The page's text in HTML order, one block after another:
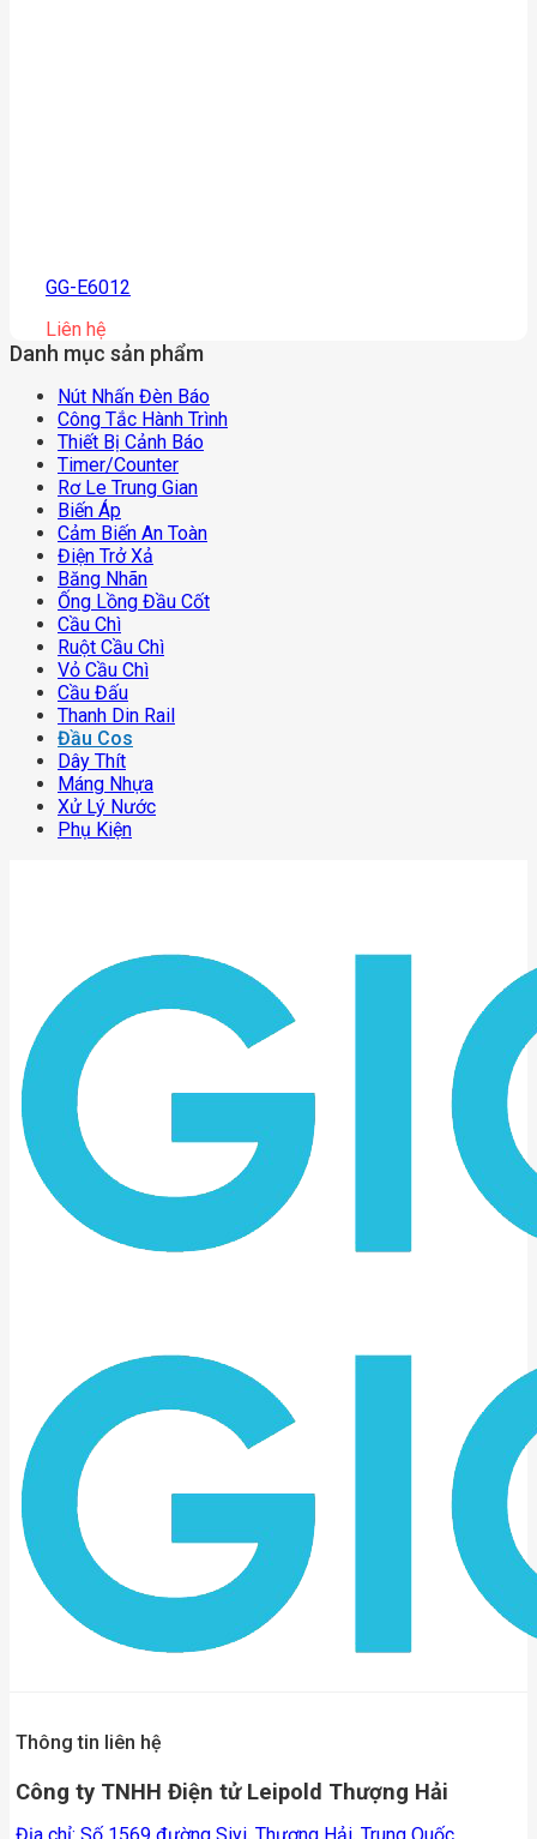
GG-E6012
Liên hệ
Danh mục sản phẩm
Nút Nhấn Đèn Báo
Công Tắc Hành Trình
Thiết Bị Cảnh Báo
Timer/counter
Rơ Le Trung Gian
Biến Áp
Cảm Biến An Toàn
Điện Trở Xả
Băng Nhãn
Ống Lồng Đầu Cốt
Cầu Chì
Ruột Cầu Chì
Vỏ Cầu Chì
Cầu Đấu
Thanh Din Rail
Đầu Cos
Dây Thít
Máng Nhựa
Xử Lý Nước
Phụ Kiện
Thông tin liên hệ
Công ty TNHH Điện tử Leipold Thượng Hải